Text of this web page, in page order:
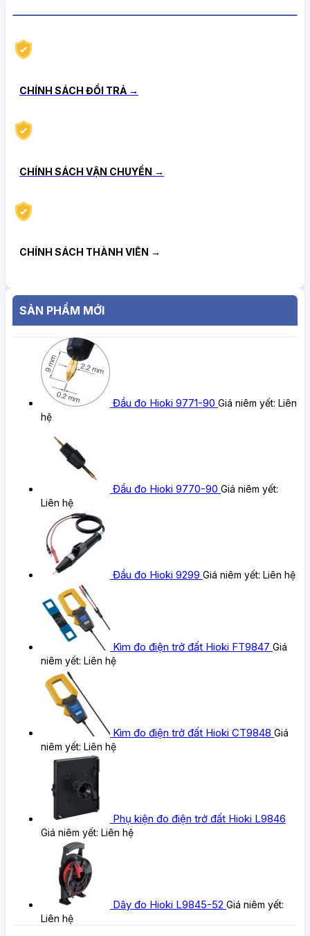
CHÍNH SÁCH ĐỔI TRẢ →
CHÍNH SÁCH VẬN CHUYỂN →
CHÍNH SÁCH THÀNH VIÊN →
SẢN PHẨM MỚI
Đầu đo Hioki 9771-90 Giá niêm yết: Liên
hệ
Đầu đo Hioki 9770-90 Giá niêm yết:
Liên hệ
Đầu đo Hioki 9299 Giá niêm yết: Liên hệ
Kìm đo điện trở đất Hioki FT9847 Giá
niêm yết: Liên hệ
Kìm đo điện trở đất Hioki CT9848 Giá
niêm yết: Liên hệ
Phụ kiện đo điện trở đất Hioki L9846
Giá niêm yết: Liên hệ
Dây đo Hioki L9845-52 Giá niêm yết:
Liên hệ